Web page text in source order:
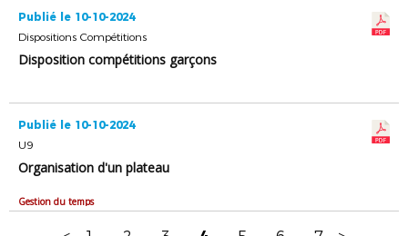
Publié le 10-10-2024
Dispositions Compétitions
Disposition compétitions garçons
Publié le 10-10-2024
U9
Organisation d'un plateau
Gestion du temps